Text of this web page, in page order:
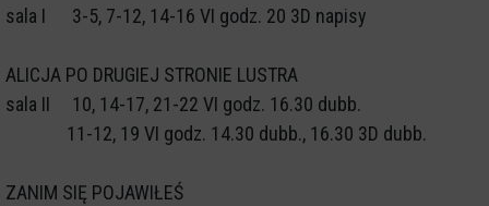
sala I 3-5, 7-12, 14-16 VI godz. 20 3D napisy
ALICJA PO DRUGIEJ STRONIE LUSTRA
sala II 10, 14-17, 21-22 VI godz. 16.30 dubb.
11-12, 19 VI godz. 14.30 dubb., 16.30 3D dubb.
ZANIM SIĘ POJAWIŁEŚ